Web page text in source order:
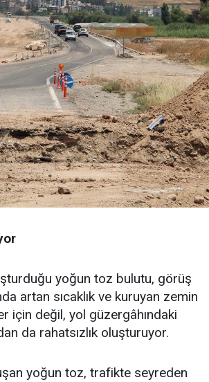
yoğun toz bulutu, görüş
artan sıcaklık ve kuruyan zemin
için değil, yol güzergâhındaki
da rahatsızlık oluşturuyor.
yoğun toz, trafikte seyreden